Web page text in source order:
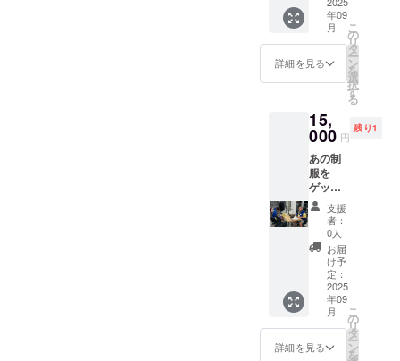
る"オグ
リ"を替
え歌に
してあ
なたの
名前を
アカペ
ラで歌
う動画
をお送
りしま
す!!
年09
月
詳細を見る
こ
の
リ
タ
ー
ン
を
選
択
す
る
15,
000 円
残り1
あの制
服を
ゲット
できま
す。一
斉を風
靡した
過去の
ボート
配信
「Oーム
ラマー
ト」の
制服を
支援
者：
0人
お届
け予
定：
2025
年09
月
詳細を見る
こ
の
リ
タ
ー
ン
を